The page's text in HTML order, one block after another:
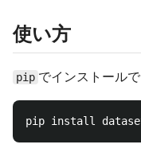
使い方
pip でインストールで